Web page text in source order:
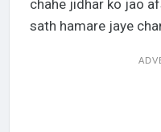
chahe jidhar ko jao
sath hamare jaye